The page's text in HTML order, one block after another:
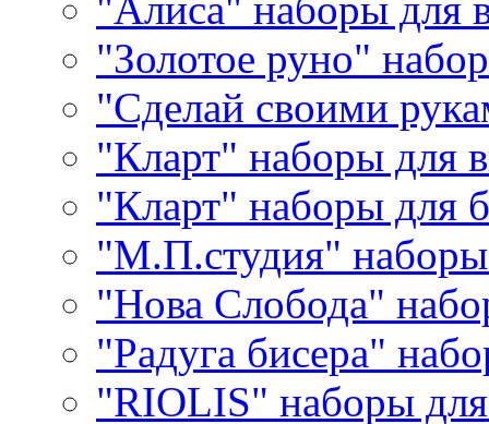
"Золотое руно"
"Сделай своими
"Кларт" наборы для
"Кларт" наборы для
"М.П.студия"
"Нова Слобода"
"Радуга бисера"
"RIOLIS" наборы